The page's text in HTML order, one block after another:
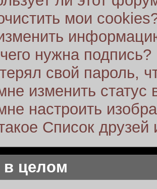
мои
нужна подпись?
свой пароль,
изменить
настроить
Список
целом